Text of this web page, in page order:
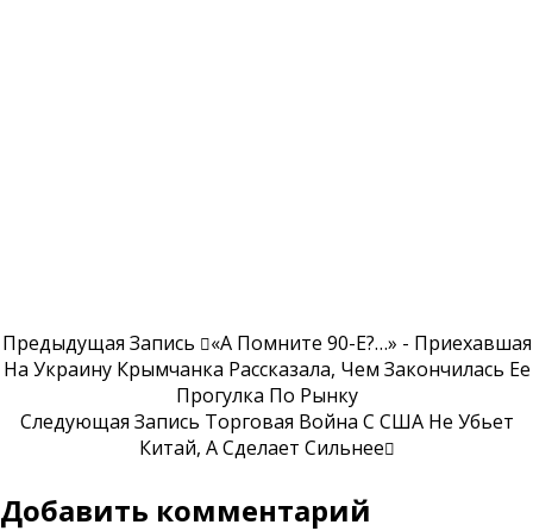
Предыдущая Запись
«А Помните 90-Е?…» - Приехавшая
На Украину Крымчанка Рассказала, Чем Закончилась Ее
Прогулка По Рынку
Следующая Запись Торговая Война С США Не Убьет
Китай, А Сделает Сильнее
Добавить комментарий